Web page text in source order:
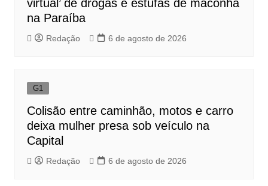
virtual’ de drogas e estufas de maconha
na Paraíba
Redação 6 de agosto de 2026
G1
Colisão entre caminhão, motos e carro
deixa mulher presa sob veículo na
Capital
Redação 6 de agosto de 2026